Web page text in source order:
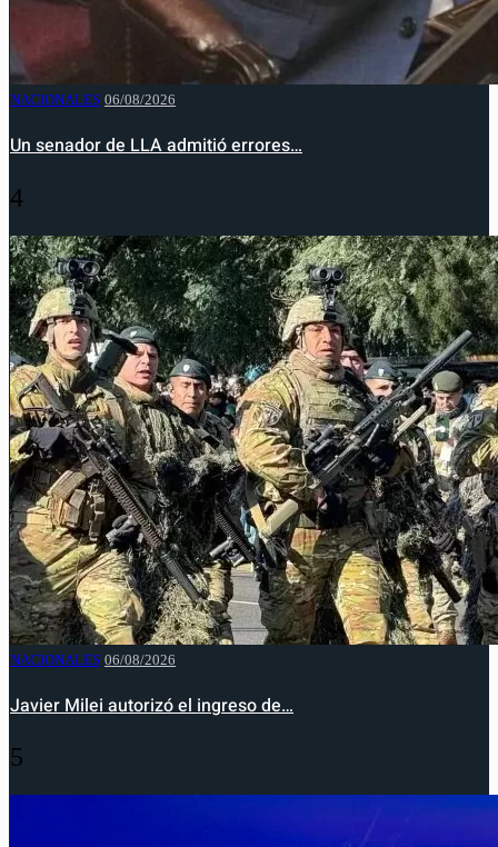
NACIONALES 06/08/2026
Un senador de LLA admitió errores…
4
NACIONALES 06/08/2026
Javier Milei autorizó el ingreso de…
5